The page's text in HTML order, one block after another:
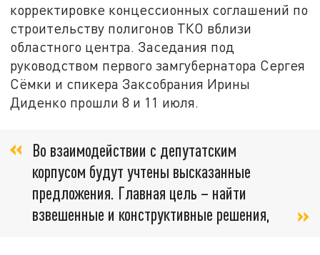
корректировке концессионных соглашений по
строительству полигонов ТКО вблизи
областного центра. Заседания под
руководством первого замгубернатора Сергея
Сёмки и спикера Заксобрания Ирины
Диденко прошли 8 и 11 июля.
Во взаимодействии с депутатским
корпусом будут учтены высказанные
предложения. Главная цель – найти
взвешенные и конструктивные решения,